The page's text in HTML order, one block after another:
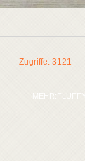
Zugriffe: 3121
MEHR:FLUFFY